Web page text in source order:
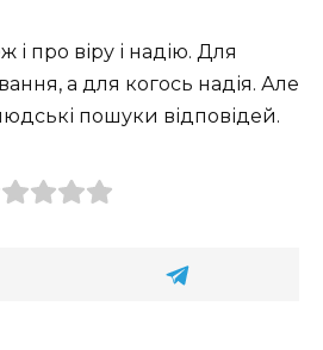
і про віру і надію. Для
а для когось надія. Але
пошуки відповідей.